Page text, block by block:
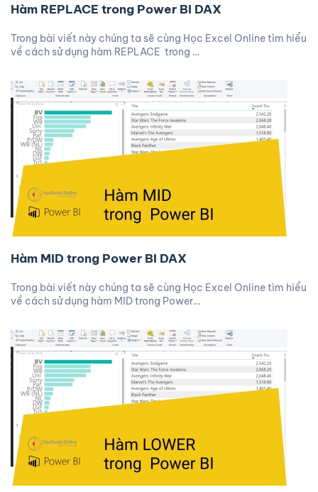
Hàm REPLACE trong Power BI DAX
Trong bài viết này chúng ta sẽ cùng Học Excel Online tìm hiểu
về cách sử dụng hàm REPLACE trong …
Hàm MID trong Power BI DAX
Trong bài viết này chúng ta sẽ cùng Học Excel Online tìm hiểu
về cách sử dụng hàm MID trong Power…